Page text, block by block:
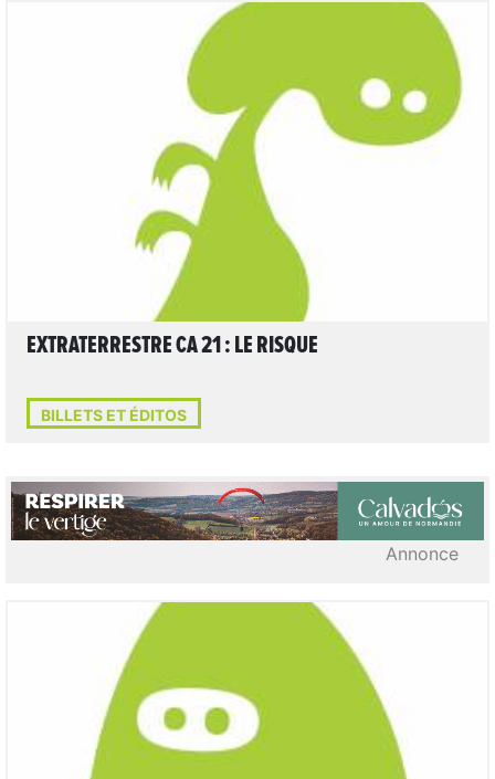
LIRE L'ARTICLE
EXTRATERRESTRE CA 21 : LE RISQUE
BILLETS ET ÉDITOS
Annonce
LIRE L'ARTICLE